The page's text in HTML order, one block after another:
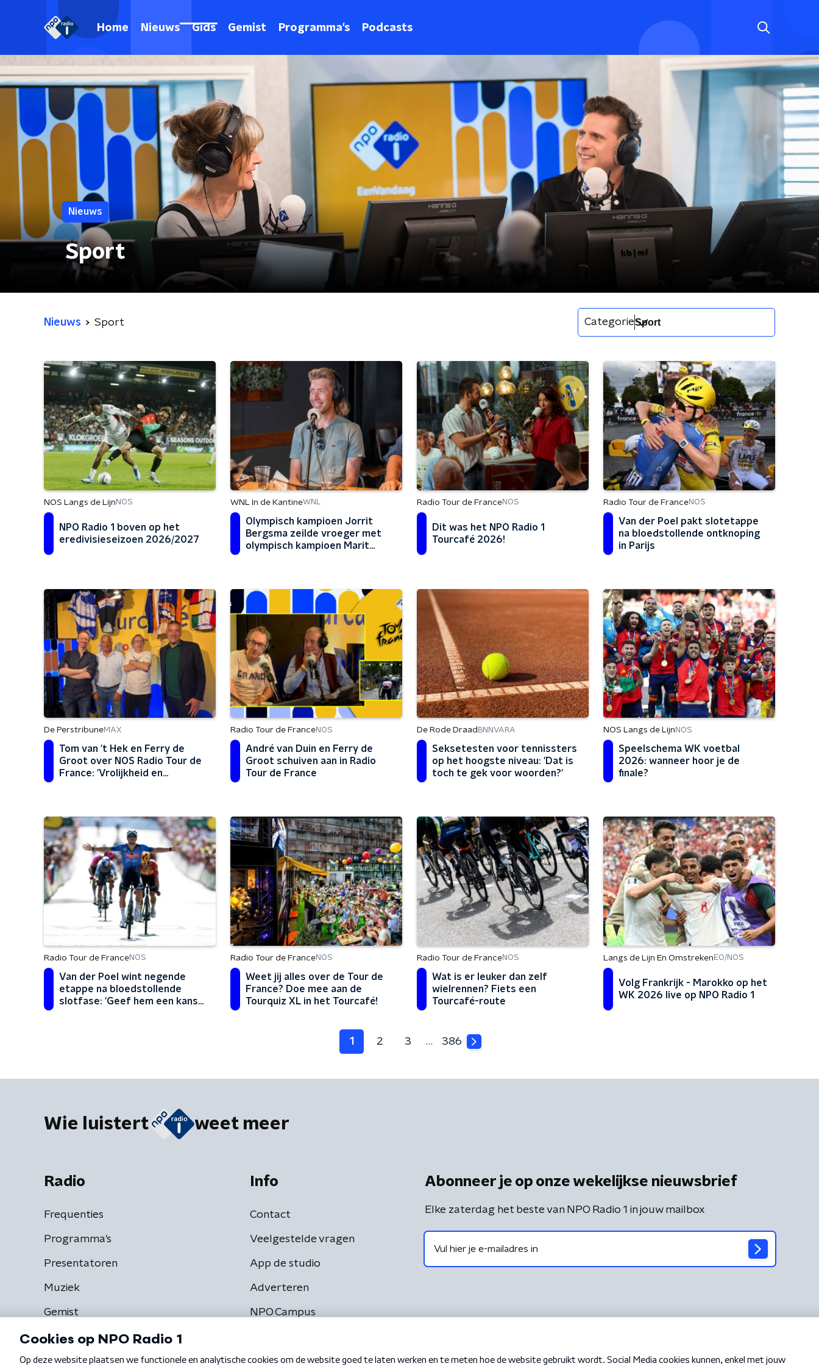
Home Nieuws Gids Gemist Programma's Podcasts
Nieuws
Sport
Nieuws Sport Categorie
NOS Langs de Lijn NOS
NPO Radio 1 boven op het
eredivisieseizoen 2026/2027
WNL In de KantineWNL
Olympisch kampioen Jorrit
Bergsma zeilde vroeger met
olympisch kampioen Marit
Radio Tour de FranceNOS
Dit was het NPO Radio 1
Tourcafé 2026!
Radio Tour de FranceNOS
Van der Poel pakt slotetappe
na bloedstollende ontknoping
in Parijs
De PerstribuneMAX
Tom van 't Hek en Ferry de
Groot over NOS Radio Tour de
France: 'Vrolijkheid en
Radio Tour de FranceNOS
André van Duin en Ferry de
Groot schuiven aan in Radio
Tour de France
De Rode Draad BNNVARA
Seksetesten voor tennissters
op het hoogste niveau: 'Dat is
toch te gek voor woorden?'
NOS Langs de Lijn NOS
Speelschema WK voetbal
2026: wanneer hoor je de
finale?
Radio Tour de FranceNOS
Van der Poel wint negende
etappe na bloedstollende
slotfase: 'Geef hem een kans
Radio Tour de FranceNOS
Weet jij alles over de Tour de
France? Doe mee aan de
Tourquiz XL in het Tourcafé!
Radio Tour de FranceNOS
Wat is er leuker dan zelf
wielrennen? Fiets een
Tourcafé-route
Langs de Lijn En Omstreken EO/NOS
Volg Frankrijk - Marokko op het
WK 2026 live op NPO Radio 1
1 2 3 … 386
Wie luistert weet meer
Radio
Frequenties
Programma's
Presentatoren
Muziek
Gemist
Info
Contact
Veelgestelde vragen
App de studio
Adverteren
NPO Campus
Abonneer je op onze wekelijkse nieuwsbrief
Elke zaterdag het beste van NPO Radio 1 in jouw mailbox